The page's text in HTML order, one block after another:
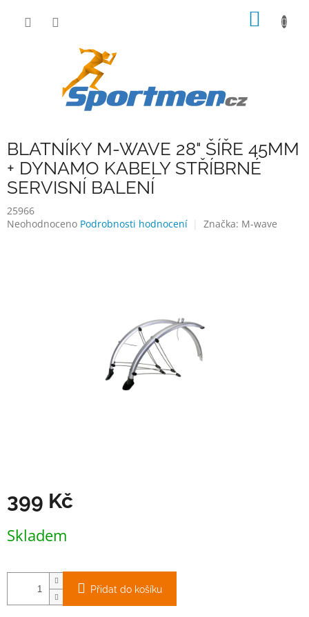
BLATNÍKY M-WAVE 28" ŠÍŘE 45MM
+ DYNAMO KABELY STŘÍBRNÉ
SERVISNÍ BALENÍ
25966
Průměrné
Neohodnoceno Podrobnosti hodnocení Značka: M-wave
399 Kč
cena:
Skladem
Přidat do košíku